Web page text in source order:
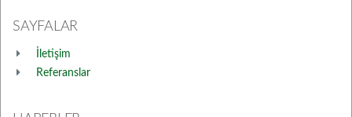
SAYFALAR
İletişim
Referanslar